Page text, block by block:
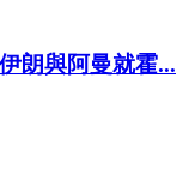
朗與阿曼就霍...